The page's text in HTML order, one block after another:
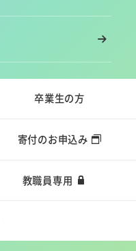
卒業生の方
寄付のお申込み
教職員専用